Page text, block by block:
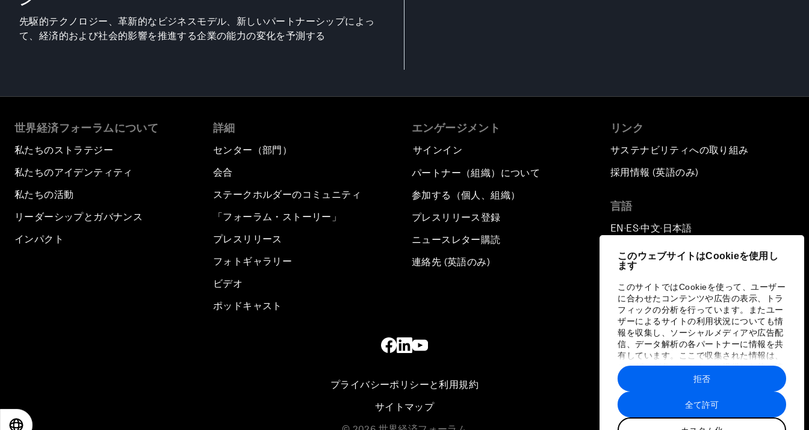
このウェブサイトはCookieを使用し
ます
このサイトではCookieを使って、ユーザー
に合わせたコンテンツや広告の表示、トラ
フィックの分析を行っています。またユー
ザーによるサイトの利用状況についても情
報を収集し、ソーシャルメディアや広告配
信、データ解析の各パートナーに情報を共
有しています。ここで収集された情報は、
ユーザーが各パートナーに提供した他の情
報や各パートナーのサービスを使用した際
に収集された情報と組み合わされ、各パー
トナーによって使用されることがありま
す。
全て許可
拒否
先駆的テクノロジー、革新的なビジネスモデル、新しいパートナーシップによっ
て、経済的および社会的影響を推進する企業の能力の変化を予測する
世界経済フォーラムについて
私たちのストラテジー
私たちのアイデンティティ
私たちの活動
リーダーシップとガバナンス
インパクト
詳細
センター（部門）
会合
ステークホルダーのコミュニティ
「フォーラム・ストーリー」
プレスリリース
フォトギャラリー
ビデオ
ポッドキャスト
エンゲージメント
サインイン
パートナー（組織）について
参加する（個人、組織）
プレスリリース登録
ニュースレター購読
連絡先 (英語のみ)
リンク
サステナビリティへの取り組み
採用情報 (英語のみ)
言語
EN ▪ES▪中文▪ 日本語
プライバシーポリシーと利用規約
サイトマップ